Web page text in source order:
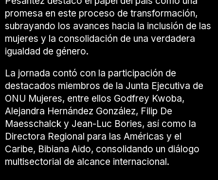
promesa en este proceso de transformación,
subrayando los avances hacia la inclusión de las
mujeres y la consolidación de una verdadera
igualdad de género.
La jornada contó con la participación de
destacados miembros de la Junta Ejecutiva de
ONU Mujeres, entre ellos Godfrey Kwoba,
Alejandra Hernández González, Filip De
Maesschalck y Jean-Luc Bories, así como la
Directora Regional para las Américas y el
Caribe, Bibiana Aido, consolidando un diálogo
multisectorial de alcance internacional.